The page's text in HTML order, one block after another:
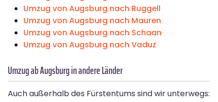
Umzug von Augsburg nach Ruggell
Umzug von Augsburg nach Mauren
Umzug von Augsburg nach Schaan
Umzug von Augsburg nach Vaduz
Umzug ab Augsburg in andere Länder
Auch außerhalb des Fürstentums sind wir unterwegs: